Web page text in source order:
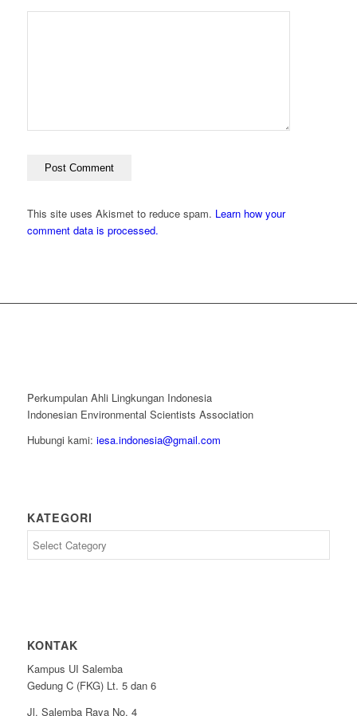
This site uses Akismet to reduce spam. Learn how your
comment data is processed.
Perkumpulan Ahli Lingkungan Indonesia
Indonesian Environmental Scientists Association
Hubungi kami: iesa.indonesia@gmail.com
KATEGORI
Kategori
KONTAK
Kampus UI Salemba
Gedung C (FKG) Lt. 5 dan 6
Jl. Salemba Raya No. 4